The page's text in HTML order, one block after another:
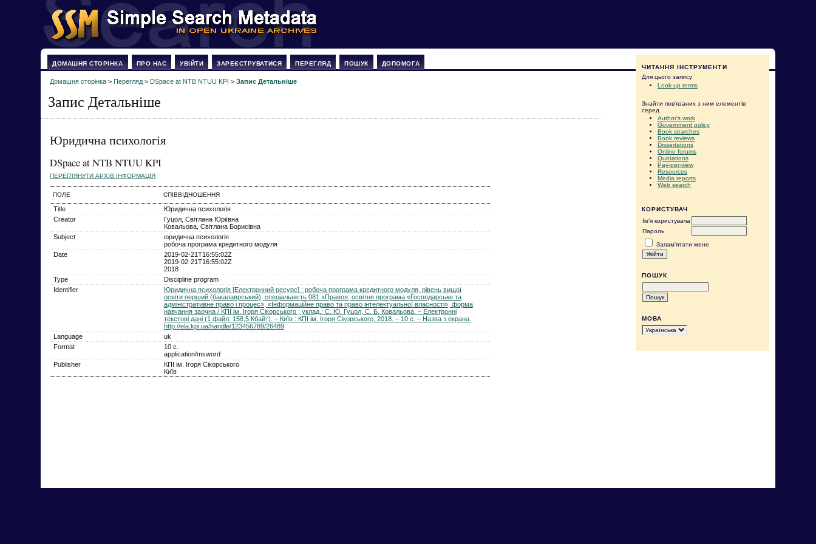
ЧИТАННЯ ІНСТРУМЕНТИ
Для цього запису
Look up terms
Знайти пов'язаних з ним елементів
серед
Author's work
Government policy
Book searches
Book reviews
Dissertations
Online forums
Quotations
Pay-per-view
Resources
Media reports
Web search
КОРИСТУВАЧ
Ім'я користувача
Пароль
Запам'ятати мене
ПОШУК
МОВА
ДОМАШНЯ СТОРІНКА ПРО НАС УВІЙТИ ЗАРЕЄСТРУВАТИСЯ ПЕРЕГЛЯД ПОШУК ДОПОМОГА
Домашня сторінка >Перегляд > DSpace at NTB NTUU KPI >Запис Детальніше
Запис Детальніше
Юридична психологія
DSpace at NTB NTUU KPI
ПЕРЕГЛЯНУТИ АРХІВ ІНФОРМАЦІЯ
ПОЛЕ СПІВВІДНОШЕННЯ
Title
Юридична психологія
Creator
Гуцол, Світлана Юріївна
Ковальова, Світлана Борисівна
Subject
юридична психологія
робоча програма кредитного модуля
Date
2019-02-21T16:55:02Z
2019-02-21T16:55:02Z
2018
Type
Discipline program
Identifier
Юридична психологія [Електронний ресурс] : робоча програма кредитного модуля, рівень вищої
освіти перший (бакалаврський), спеціальність 081 «Право», освітня програма «Господарське та
адміністративне право і процес», «Інформаційне право та право інтелектуальної власності», форма
навчання заочна / КПІ ім. Ігоря Сікорського ; уклад.: С. Ю. Гуцол, С. Б. Ковальова. – Електронні
текстові дані (1 файл: 158,5 Кбайт). – Київ : КПІ ім. Ігоря Сікорського, 2018. – 10 с. – Назва з екрана.
http://ela.kpi.ua/handle/123456789/26489
Language
uk
Format
10 с.
application/msword
Publisher
КПІ ім. Ігоря Сікорського
Київ